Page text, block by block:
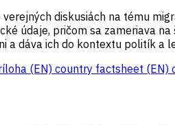
diskusiách na tému
údaje, pričom sa zameriava
a dáva ich do kontextu politík a
(EN) country factsheet (EN)